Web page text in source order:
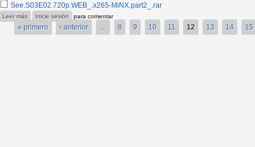
See.S03E02.720p.WEB_.x265-MiNX.part2_.rar
Leer más sobre see 0201
Inicie sesión para comentar
« primero ‹ anterior … 8 9 10 11 12 13 14 15